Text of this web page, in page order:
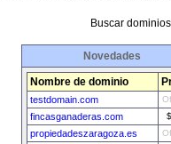
Buscar
Novedades
Nombre de dominio
testdomain.com
fincasganaderas.com
propiedadeszaragoza.es